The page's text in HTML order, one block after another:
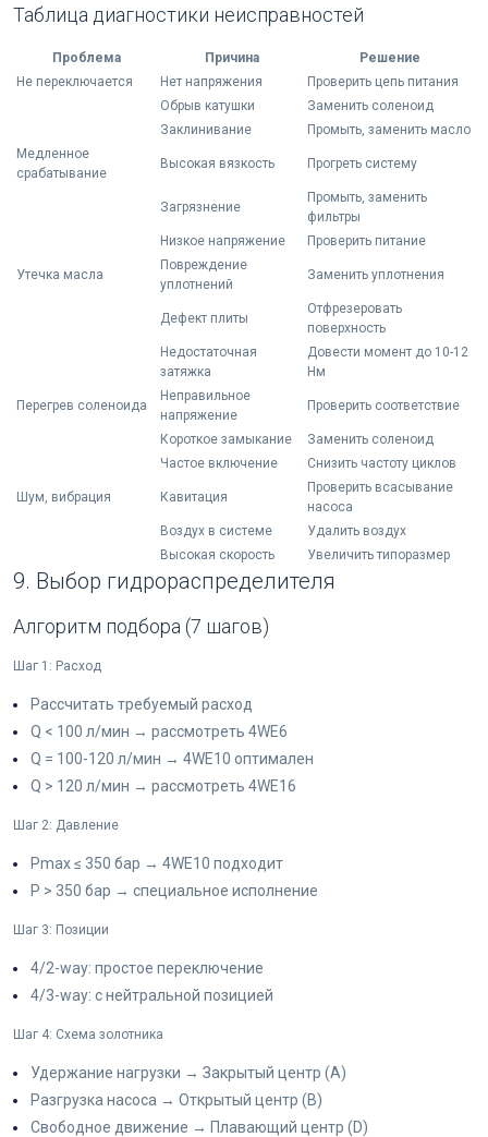
Таблица диагностики неисправностей
Проблема Причина
Решение
Не переключается
Нет напряжения
Проверить цепь питания
Обрыв катушки
Заменить соленоид
Заклинивание
Промыть, заменить масло
Медленное
срабатывание
Высокая вязкость Прогреть систему
Загрязнение
Промыть, заменить
фильтры
Низкое напряжение
Проверить питание
Утечка масла
Повреждение
уплотнений
Заменить уплотнения
Дефект плиты
Отфрезеровать
поверхность
Недостаточная
затяжка
Довести момент до 10-12
Нм
Перегрев соленоида
Неправильное
напряжение
Проверить соответствие
Короткое замыкание
Заменить соленоид
Частое включение
Снизить частоту циклов
Шум, вибрация Кавитация
Проверить всасывание
насоса
Воздух в системе
Удалить воздух
Высокая скорость
Увеличить типоразмер
9. Выбор гидрораспределителя
Алгоритм подбора (7 шагов)
Шаг 1: Расход
Рассчитать требуемый расход
Q < 100 л/мин → рассмотреть 4WE6
Q = 100-120 л/мин → 4WE10 оптимален
Q > 120 л/мин → рассмотреть 4WE16
Шаг 2: Давление
Pmax ≤ 350 бар → 4WE10 подходит
P > 350 бар → специальное исполнение
Шаг 3: Позиции
4/2-way: простое переключение
4/3-way: с нейтральной позицией
Шаг 4: Схема золотника
Удержание нагрузки → Закрытый центр (A)
Разгрузка насоса → Открытый центр (B)
Свободное движение → Плавающий центр (D)